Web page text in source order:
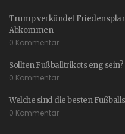
Trump verkündet
Abkommen
0 Kommentar
Sollten Fußballtrikots eng sein?
0 Kommentar
Welche sind die besten
0 Kommentar